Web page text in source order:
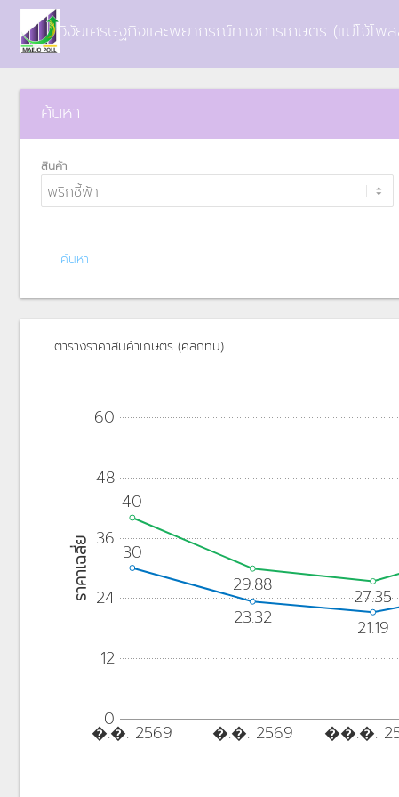
ศูนย์วิจัยเศรษฐกิจและพยากรณ์ทางการเกษตร (แม่โจ้โพ
ค้นหา
สินค้า
ตารางราคาสินค้าเกษตร (คลิกที่นี่)
�.�. 2569 �.�. 2569 ��.�.
0
12
24
36
48
60
ราคาเฉลี่ย 30
23.32 21.19
40
29.88
27.35